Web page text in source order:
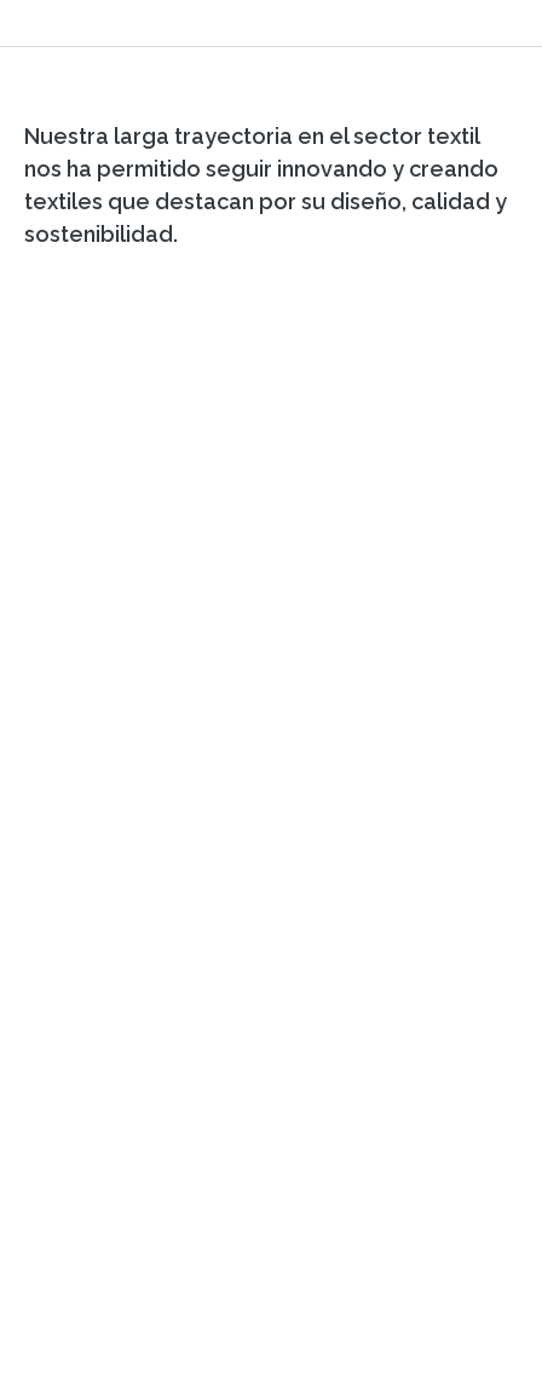
Nuestra larga trayectoria en el sector textil
nos ha permitido seguir innovando y creando
textiles que destacan por su diseño, calidad y
sostenibilidad.